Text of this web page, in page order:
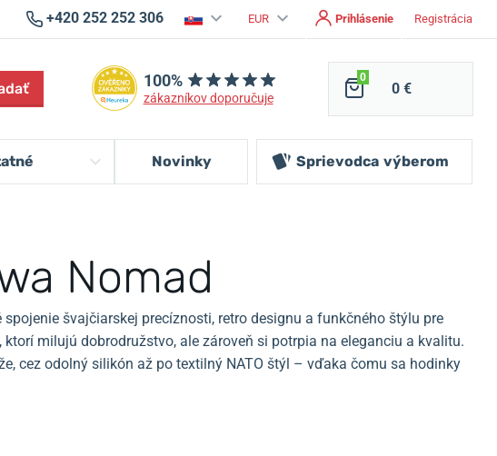
+420 252 252 306 EUR Prihlásenie Registrácia
100%
zákazníkov doporučuje
0
0 €
Novinky Sprievodca výberom
Nomad
švajčiarskej precíznosti, retro designu a funkčného štýlu pre
milujú dobrodružstvo, ale zároveň si potrpia na eleganciu a kvalitu.
cez odolný silikón až po textilný NATO štýl – vďaka čomu sa hodinky